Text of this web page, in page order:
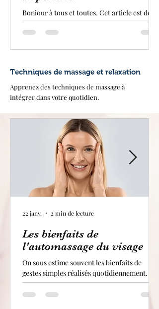
Bonjour à tous et toutes, Cet article est dédié
au Psoas , muscle souvent méconnu et peu
pris en considération. Ce muscle profond...
Techniques de massage et relaxation
Apprenez des techniques de massage à
intégrer dans votre quotidien.
Les bienfaits de
l'automassage du visage
On sous estime souvent les bienfaits de
gestes simples réalisés quotidiennement. Et
pourtant ! Quelques minutes d'automassage
chaque jour peuvent vous changer la vie sur
22 janv. 2 min de lecture